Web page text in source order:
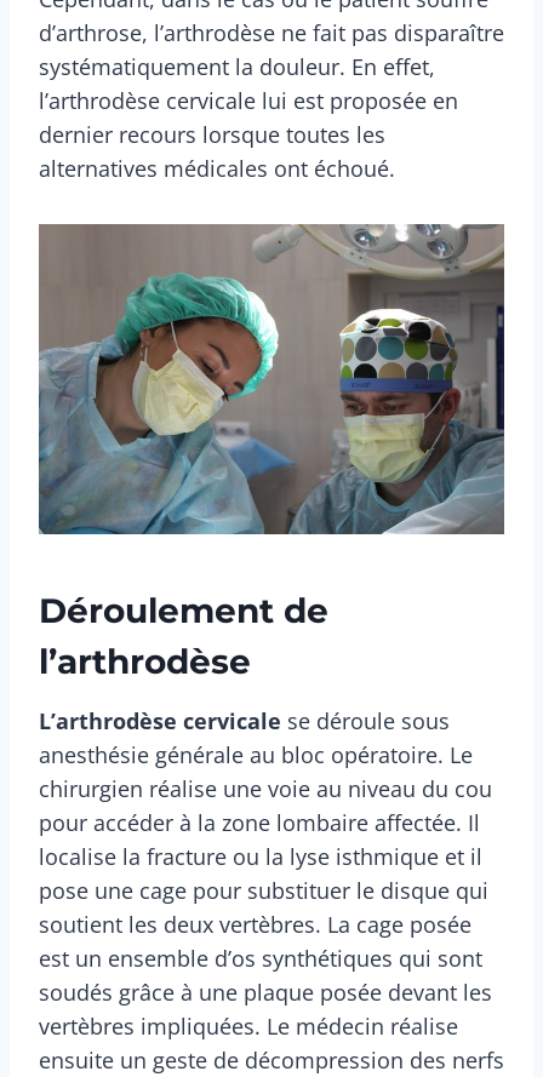
d’arthrose, l’arthrodèse ne fait pas disparaître
systématiquement la douleur. En effet,
l’arthrodèse cervicale lui est proposée en
dernier recours lorsque toutes les
alternatives médicales ont échoué.
Déroulement de
l’arthrodèse
L’arthrodèse cervicale se déroule sous
anesthésie générale au bloc opératoire. Le
chirurgien réalise une voie au niveau du cou
pour accéder à la zone lombaire affectée. Il
localise la fracture ou la lyse isthmique et il
pose une cage pour substituer le disque qui
soutient les deux vertèbres. La cage posée
est un ensemble d’os synthétiques qui sont
soudés grâce à une plaque posée devant les
vertèbres impliquées. Le médecin réalise
ensuite un geste de décompression des nerfs